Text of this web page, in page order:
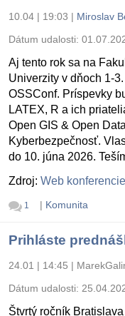
10.04 | 19:03 | Miroslav
Dátum udalosti:
Aj tento rok sa na
Univerzity v dňoch 1-
OSSConf. Príspevky
LATEX, R a ich
Open GIS & Open
Kyberbezpečnosť.
do 10. júna 2026.
Zdroj: Web konferencie
1 | Komunita
Prihláste
24.01 | 14:45 |
Dátum udalosti:
Štvrtý ročník